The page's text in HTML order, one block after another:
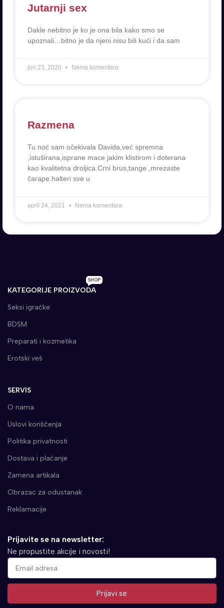
Jutarnji sex
Dakle nebitno je ko je ona bila kako smo se
upoznali…bitno je da njeni nisu bili kući i da sam
jun 23, 2020 Nema komentara
Razmena
Tu noć sam očekivala Davida,već spremna
,istuširana,isprane mace jakim klistirom i doterana
kao kvalitetna droljica.Crni brus,tange ,mrezaste
čarape.halteri sve u
april 24, 2021 Nema komentara
KATEGORIJE PROIZVODA
SHOP
Seksi igračke
BDSM
Preparati i kozmetika
Erotski veš
SERVIS
O nama
Uslovi korišćenja
Politika privatnosti
Dostava i plaćanje
Zamena artikala
Obrazac za odustanak
Reklamacije
Prijavite se na newsletter:
Ne propustite akcije i novosti!
Prijavi se